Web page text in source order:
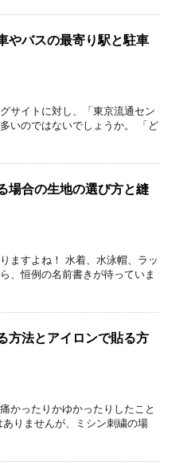
やバスの最寄り駅と駐車
サイトに対し、「東京流通セン
いのではないでしょうか。 「ど
場合の生地の選び方と縫
ますよね！ 水着、水泳帽、ラッ
、恒例の名前書きが待っていま
方法とアイロンで貼る方
かったりかゆかったりしたこと
りませんが、ミシン刺繍の場